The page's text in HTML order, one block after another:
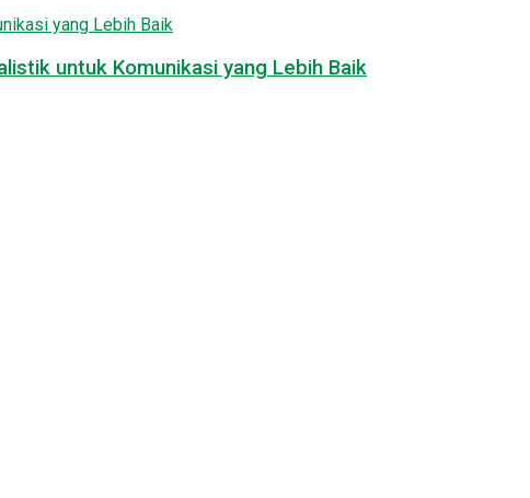
untuk Komunikasi yang Lebih Baik